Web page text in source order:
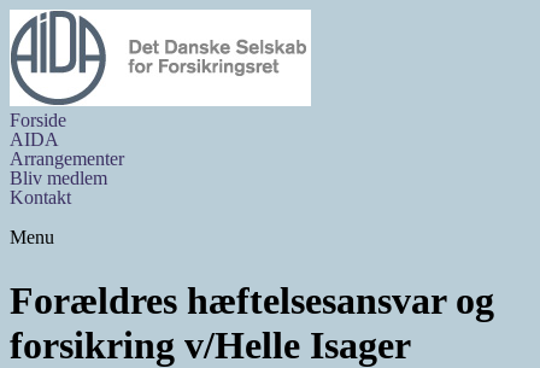
Forside
AIDA
Arrangementer
Bliv medlem
Kontakt
Menu
Forældres hæftelsesansvar og
forsikring v/Helle Isager